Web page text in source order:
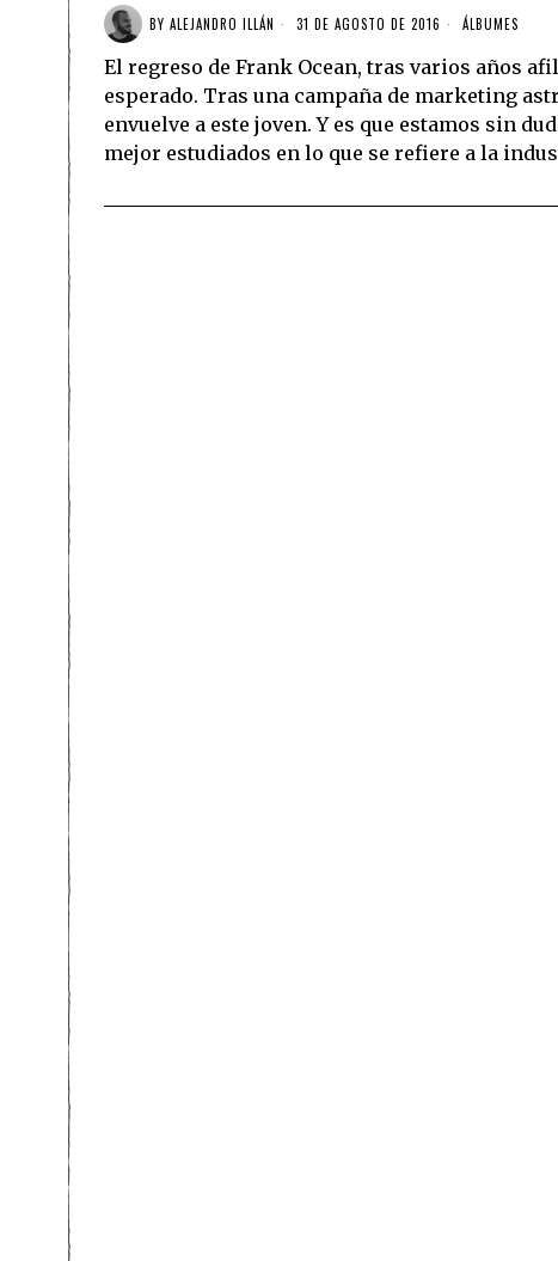
BY ALEJANDRO ILLÁN 31 DE AGOSTO DE 2016 ÁLBUMES
El regreso de Frank Ocean, tras varios años
esperado. Tras una campaña de marketing
envuelve a este joven. Y es que estamos sin
mejor estudiados en lo que se refiere a la